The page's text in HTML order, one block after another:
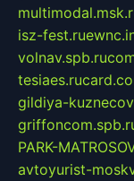
isz-fest.ru
volnav.spb.ru
tesiaes.ru
gildiya-
PARK-
avtoyurist-